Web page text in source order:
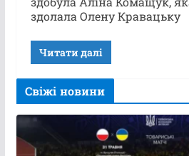
здолала Олену Кравацьку
Читати далі
Свіжі новини